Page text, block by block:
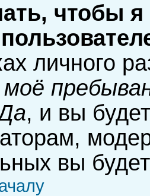
чтобы
личного
, и вы
вы